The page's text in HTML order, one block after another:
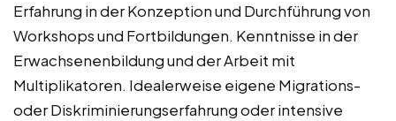
Erfahrung in der Konzeption und Durchführung von
Workshops und Fortbildungen. Kenntnisse in der
Erwachsenenbildung und der Arbeit mit
Multiplikatoren. Idealerweise eigene Migrations-
oder Diskriminierungserfahrung oder intensive